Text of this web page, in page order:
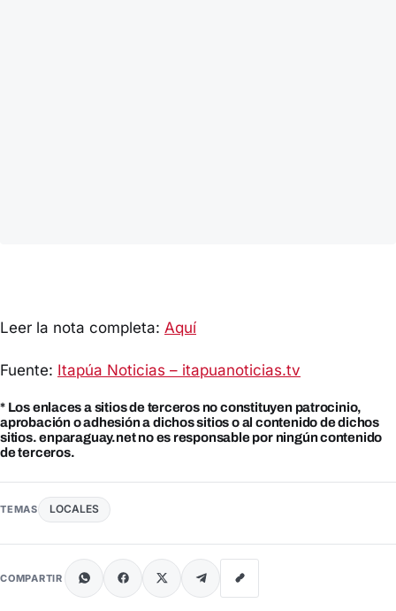
Leer la nota completa: Aquí
Fuente: Itapúa Noticias – itapuanoticias.tv
* Los enlaces a sitios de terceros no constituyen patrocinio,
aprobación o adhesión a dichos sitios o al contenido de dichos
sitios. enparaguay.net no es responsable por ningún contenido
de terceros.
TEMAS LOCALES
COMPARTIR